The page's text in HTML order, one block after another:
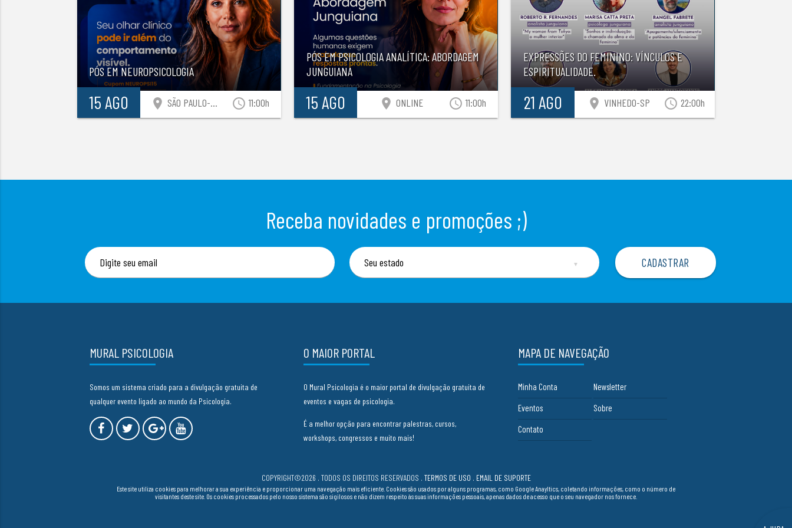
PÓS EM NEUROPSICOLOGIA
15 AGO location_on SÃO PAULO-SP access_time 11:00h
PÓS EM PSICOLOGIA ANALÍTICA: ABORDAGEM
JUNGUIANA
15 AGO location_on ONLINE access_time 11:00h
EXPRESSÕES DO FEMININO: VÍNCULOS E
ESPIRITUALIDADE.
21 AGO location_on VINHEDO-SP access_time 22:00h
Receba novidades e promoções ;)
▼
MURAL PSICOLOGIA
Somos um sistema criado para a divulgação gratuita de
qualquer evento ligado ao mundo da Psicologia.
O MAIOR PORTAL
O Mural Psicologia é o maior portal de divulgação gratuita de
eventos e vagas de psicologia.
É a melhor opção para encontrar palestras, cursos,
workshops, congressos e muito mais!
MAPA DE NAVEGAÇÃO
Minha Conta
Newsletter
Eventos
Sobre
Contato
COPYRIGHT©2026 . TODOS OS DIREITOS RESERVADOS . TERMOS DE USO . EMAIL DE SUPORTE
Este site utiliza cookies para melhorar a sua experiência e proporcionar uma navegação mais eficiente. Cookies são usados por alguns programas, como Google Anayltics, coletando informações, como o número de
visitantes deste site. Os cookies processados pelo nosso sistema são sigilosos e não dizem respeito às suas informações pessoais, apenas dados de acesso que o seu navegador nos fornece.